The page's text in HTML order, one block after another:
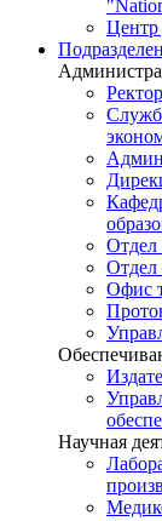
Центр
Отдел
Отдел
Офис
Научная